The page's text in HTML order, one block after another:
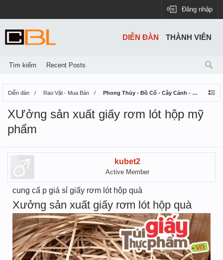
Đăng nhập
Diễn đàn Rao Vặt - Mua Bán Phong Thủy - Đồ Cổ - Cây Cảnh - Thú Nuôi
XƯởng sản xuất giấy rơm lót hộp mỹ
phẩm
kubet2
Active Member
cung cấ p giá sỉ giấy rơm lót hộp quà
Xưởng sản xuất giấy rơm lót hộp quà
DIỄN ĐÀN
Tìm kiếm Recent Posts
THÀNH VIÊN